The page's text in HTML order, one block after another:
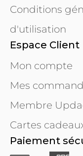
Conditions
d'utilisation
Espace Client
Mon compte
Mes
Membre
Cartes
Paiement